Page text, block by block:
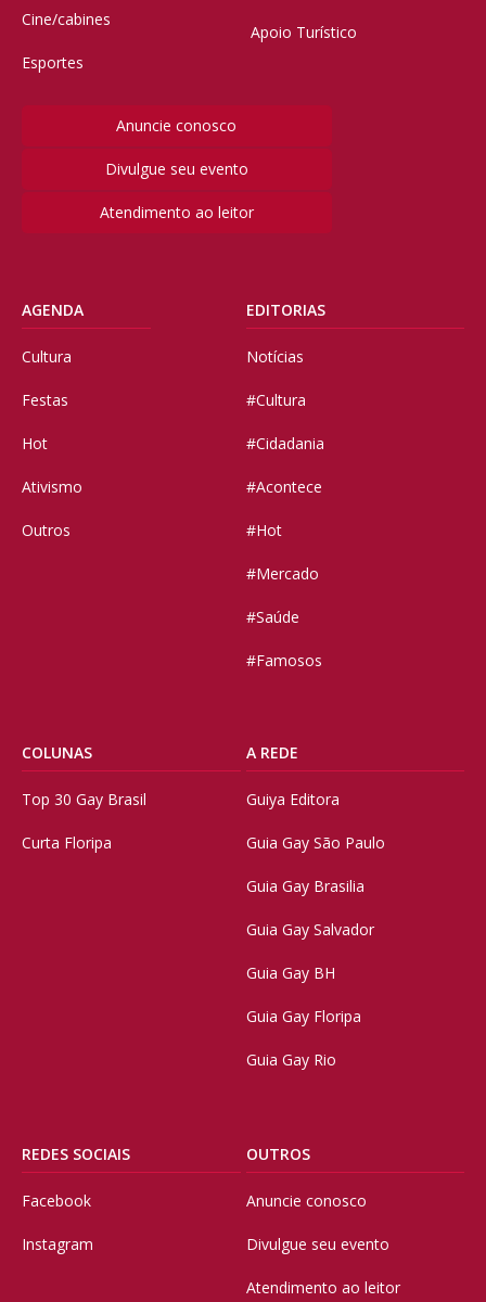
Cine/cabines
Esportes
Apoio Turístico
Anuncie conosco
Divulgue seu evento
Atendimento ao leitor
AGENDA
Cultura
Festas
Hot
Ativismo
Outros
EDITORIAS
Notícias
#Cultura
#Cidadania
#Acontece
#Hot
#Mercado
#Saúde
#Famosos
COLUNAS
Top 30 Gay Brasil
Curta Floripa
A REDE
Guiya Editora
Guia Gay São Paulo
Guia Gay Brasilia
Guia Gay Salvador
Guia Gay BH
Guia Gay Floripa
Guia Gay Rio
REDES SOCIAIS
Facebook
Instagram
OUTROS
Anuncie conosco
Divulgue seu evento
Atendimento ao leitor